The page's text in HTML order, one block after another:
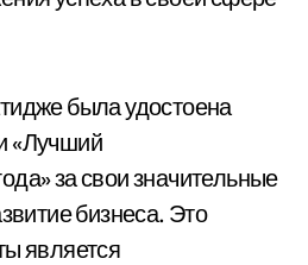
была удостоена
«Лучший
за свои значительные
бизнеса. Это
является